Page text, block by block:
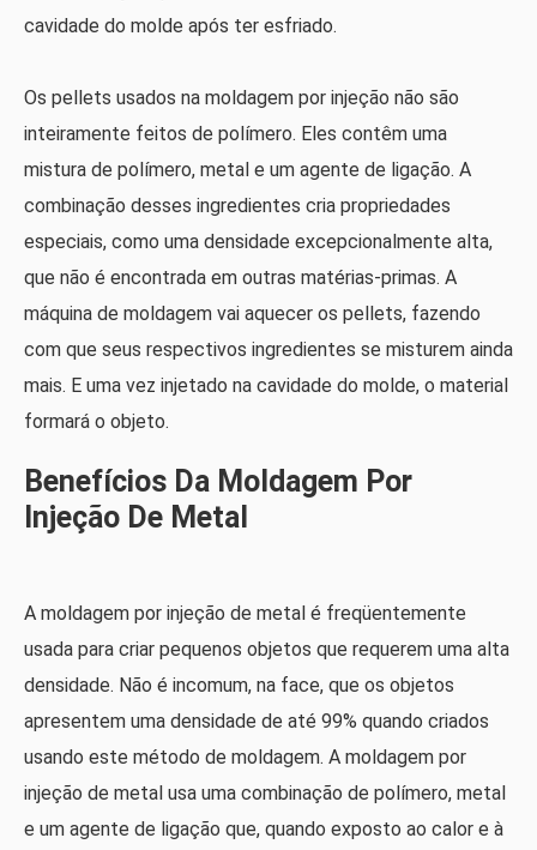
cavidade do molde após ter esfriado.
Os pellets usados ​​na moldagem por injeção não são
inteiramente feitos de polímero. Eles contêm uma
mistura de polímero, metal e um agente de ligação. A
combinação desses ingredientes cria propriedades
especiais, como uma densidade excepcionalmente alta,
que não é encontrada em outras matérias-primas. A
máquina de moldagem vai aquecer os pellets, fazendo
com que seus respectivos ingredientes se misturem ainda
mais. E uma vez injetado na cavidade do molde, o material
formará o objeto.
Benefícios Da Moldagem Por
Injeção De Metal
A moldagem por injeção de metal é freqüentemente
usada para criar pequenos objetos que requerem uma alta
densidade. Não é incomum, na face, que os objetos
apresentem uma densidade de até 99% quando criados
usando este método de moldagem. A moldagem por
injeção de metal usa uma combinação de polímero, metal
e um agente de ligação que, quando exposto ao calor e à